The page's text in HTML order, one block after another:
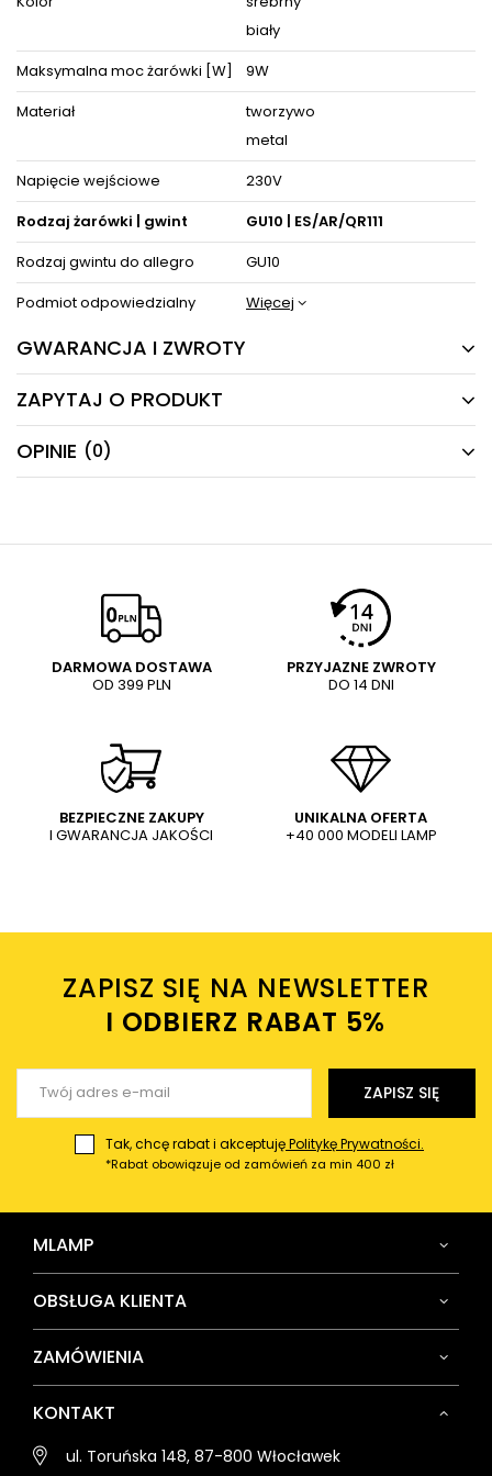
ZOBACZ PODOBNE PRODUKTY W KATEGORIACH
biały
Maksymalna moc żarówki [W]
9W
Materiał
tworzywo
metal
Napięcie wejściowe
230V
Rodzaj żarówki | gwint
GU10 | ES/AR/QR111
Rodzaj gwintu do allegro
GU10
Podmiot odpowiedzialny
Więcej
GWARANCJA I ZWROTY
24 MIESIĄCE
Producent gwarantuje naprawę lub wymianę sprzętu
do 24 miesięcy od daty zakupu. Skontaktuj się ze
sklepem za pośrednictwem formularza reklamacji
ZAPYTAJ O PRODUKT
Masz pytania odnośnie produktu, oferty lub współpracy z
nami?
E-mail
Pytanie
OPINIE (0)
5/5
Treść twojej opinii
Dodaj własne zdjęcie produktu:
Twoje imię
Twój email
DARMOWA DOSTAWA
OD 399 PLN
PRZYJAZNE ZWROTY
DO 14 DNI
BEZPIECZNE ZAKUPY
I GWARANCJA JAKOŚCI
UNIKALNA OFERTA
+40 000 MODELI LAMP
ZAPISZ SIĘ NA NEWSLETTER
I ODBIERZ RABAT 5%ㅤ
ZAPISZ SIĘ
Tak, chcę rabat i akceptujęPolitykę Prywatności.
*Rabat obowiązuje od zamówień za min 400 zł
MLAMP
OBSŁUGA KLIENTA
ZAMÓWIENIA
KONTAKT
ul. Toruńska 148, 87-800 Włocławek